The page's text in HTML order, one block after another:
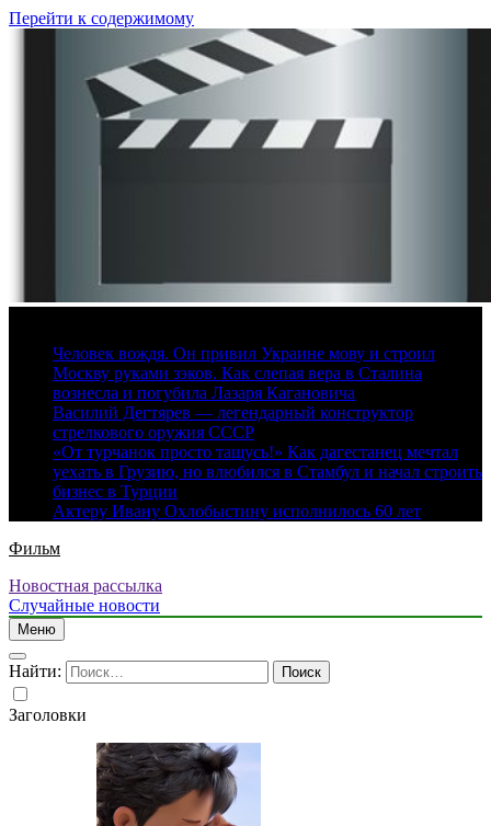
Перейти к содержимому
Человек вождя. Он привил Украине мову и строил
Москву руками зэков. Как слепая вера в Сталина
вознесла и погубила Лазаря Кагановича
Василий Дегтярев — легендарный конструктор
стрелкового оружия СССР
«От турчанок просто тащусь!» Как дагестанец мечтал
уехать в Грузию, но влюбился в Стамбул и начал строить
бизнес в Турции
Актеру Ивану Охлобыстину исполнилось 60 лет
Фильм
Новостная рассылка
Случайные новости
Меню
Найти:
Заголовки